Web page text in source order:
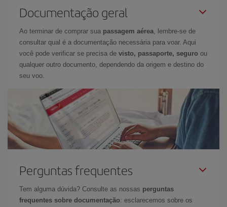
Documentação geral
Ao terminar de comprar sua passagem aérea, lembre-se de
consultar qual é a documentação necessária para voar. Aqui
você pode verificar se precisa de visto, passaporte, seguro ou
qualquer outro documento, dependendo da origem e destino do
seu voo.
Perguntas frequentes
Tem alguma dúvida? Consulte as nossas perguntas
frequentes sobre documentação: esclarecemos sobre os